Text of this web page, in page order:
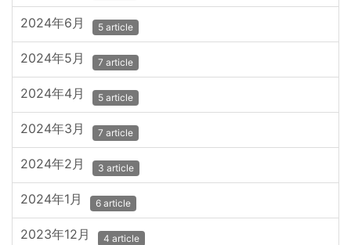
2024年6月 5 article
2024年5月 7 article
2024年4月 5 article
2024年3月 7 article
2024年2月 3 article
2024年1月 6 article
2023年12月 4 article